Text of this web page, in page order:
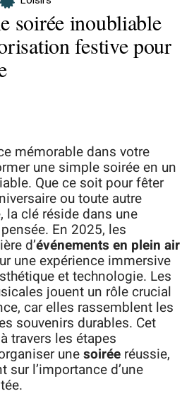
soirée inoubliable
festive pour
mémorable dans votre
une simple soirée en un
Que ce soit pour fêter
ou toute autre
la clé réside dans une
En 2025, les
d’événements en plein air
une expérience immersive
et technologie. Les
jouent un rôle crucial
car elles rassemblent les
souvenirs durables. Cet
travers les étapes
unesoirée réussie,
sur l’importance d’une